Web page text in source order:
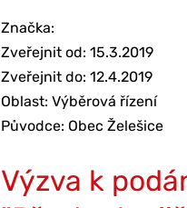
Značka:
Zveřejnit od: 15.3.2019
Zveřejnit do: 12.4.2019
Oblast: Výběrová řízení
Původce: Obec Želešice
Výzva k